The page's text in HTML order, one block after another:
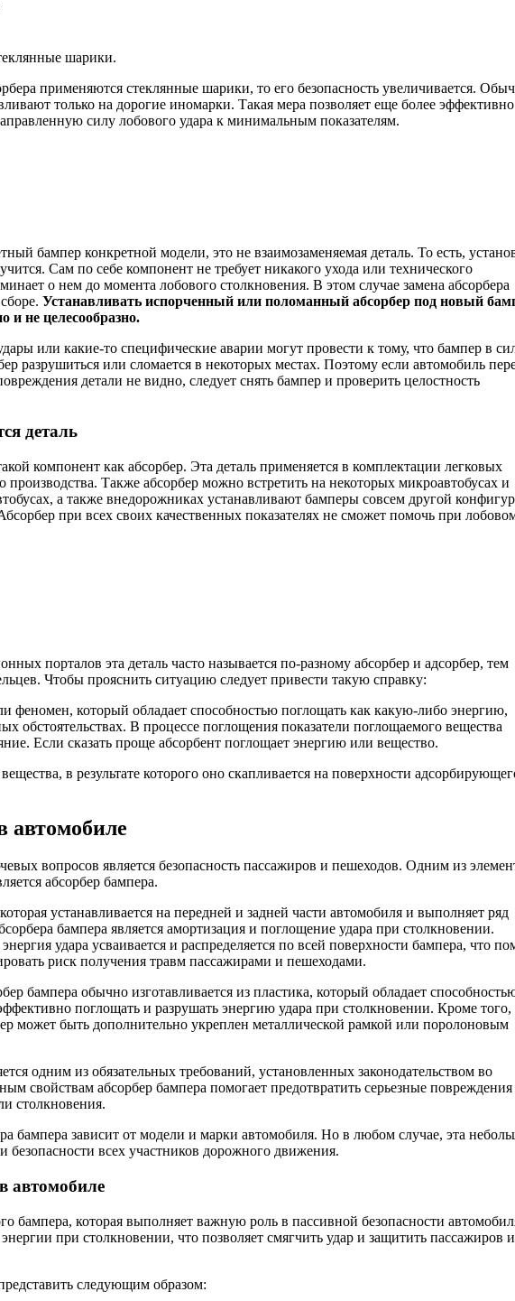
шарики.
применяются стеклянные шарики, то его безопасность увеличивается.
только на дорогие иномарки. Такая мера позволяет еще более эффективно
силу лобового удара к минимальным показателям.
бампер конкретной модели, это не взаимозаменяемая деталь. То есть,
Сам по себе компонент не требует никакого ухода или технического
о нем до момента лобового столкновения. В этом случае замена абсорбера
Устанавливать испорченный или поломанный абсорбер под новый
и не целесообразно.
или какие-то специфические аварии могут провести к тому, что бампер в
разрушиться или сломается в некоторых местах. Поэтому если автомобиль
детали не видно, следует снять бампер и проверить целостность
деталь
компонент как абсорбер. Эта деталь применяется в комплектации легковых
Также абсорбер можно встретить на некоторых микроавтобусах и
а также внедорожниках устанавливают бамперы совсем другой
при всех своих качественных показателях не сможет помочь при
порталов эта деталь часто называется по-разному абсорбер и адсорбер, тем
Чтобы прояснить ситуацию следует привести такую справку:
феномен, который обладает способностью поглощать как какую-либо энергию,
обстоятельствах. В процессе поглощения показатели поглощаемого вещества
Если сказать проще абсорбент поглощает энергию или вещество.
в результате которого оно скапливается на поверхности
автомобиле
вопросов является безопасность пассажиров и пешеходов. Одним из
абсорбер бампера.
устанавливается на передней и задней части автомобиля и выполняет ряд
бампера является амортизация и поглощение удара при столкновении.
удара усваивается и распределяется по всей поверхности бампера, что
риск получения травм пассажирами и пешеходами.
бампера обычно изготавливается из пластика, который обладает
поглощать и разрушать энергию удара при столкновении. Кроме того,
может быть дополнительно укреплен металлической рамкой или поролоновым
одним из обязательных требований, установленных законодательством во
свойствам абсорбер бампера помогает предотвратить серьезные повреждения
столкновения.
бампера зависит от модели и марки автомобиля. Но в любом случае, эта
безопасности всех участников дорожного движения.
автомобиле
бампера, которая выполняет важную роль в пассивной безопасности
при столкновении, что позволяет смягчить удар и защитить пассажиров и
следующим образом: